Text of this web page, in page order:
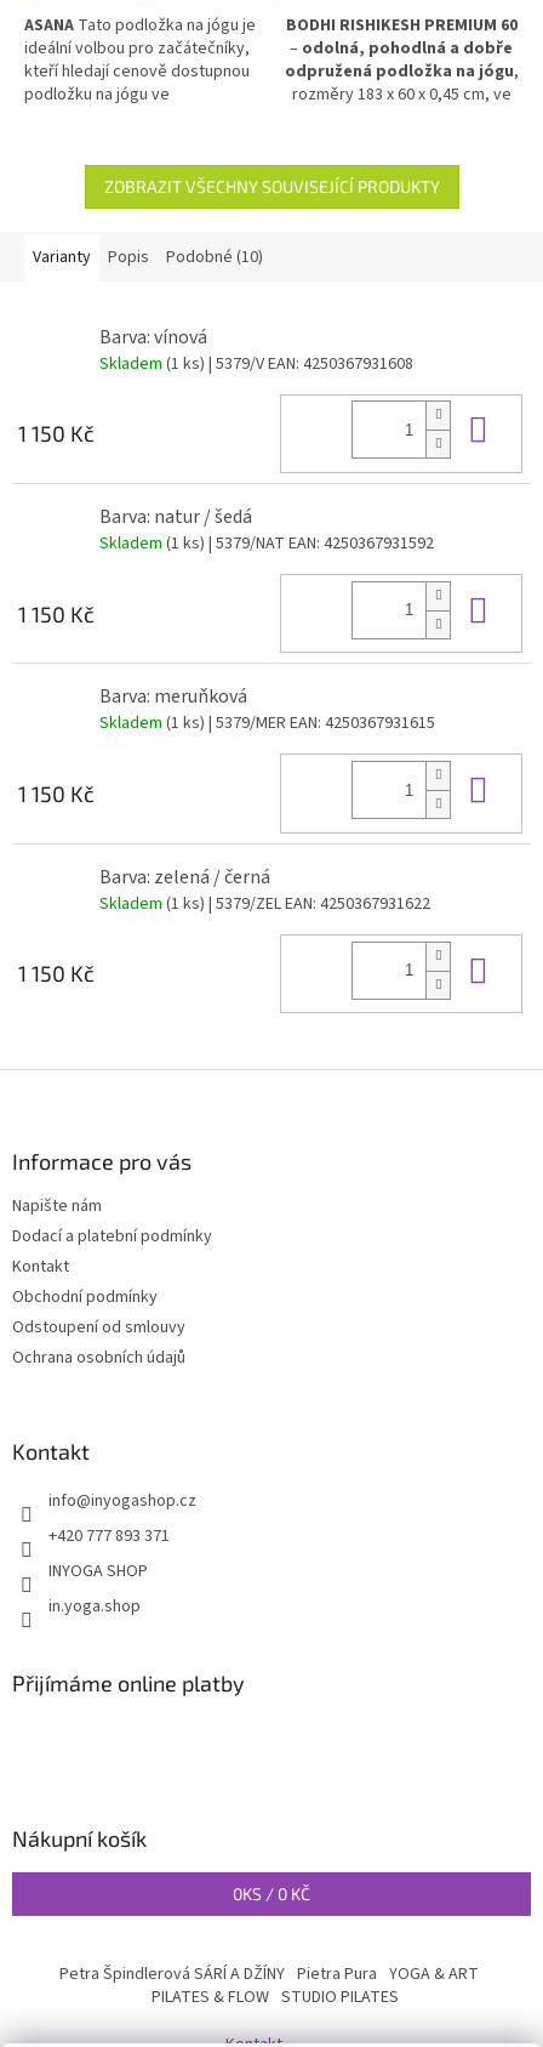
ASANA Tato podložka na jógu je
ideální volbou pro začátečníky,
kteří hledají cenově dostupnou
podložku na jógu ve
protiskluzová, vhodná pro
prakticky všechny styly cvičení
a pro každodenní použití.
BODHI RISHIKESH PREMIUM 60
– odolná, pohodlná a dobře
odpružená podložka na jógu,
rozměry 183 x 60 x 0,45 cm, ve
podlahya stabilní oporu při
cvičení. Vyrobena z PVC pro
dlouhou životnost a snadnou
ZOBRAZIT VŠECHNY SOUVISEJÍCÍ PRODUKTY
Varianty Popis Podobné (10)
Barva: vínová
Skladem (1 ks) | 5379/VEAN: 4250367931608
1 150 Kč
Barva: natur / šedá
Skladem (1 ks) | 5379/NAT EAN: 4250367931592
1 150 Kč
Barva: meruňková
Skladem (1 ks) | 5379/MER EAN: 4250367931615
1 150 Kč
Barva: zelená / černá
Skladem (1 ks) | 5379/ZELEAN: 4250367931622
1 150 Kč
Informace pro vás
Napište nám
Dodací a platební podmínky
Kontakt
Obchodní podmínky
Odstoupení od smlouvy
Ochrana osobních údajů
Kontakt
info@inyogashop.cz
+420 777 893 371
INYOGA SHOP
in.yoga.shop
Přijímáme online platby
Nákupní košík
0KS / 0 KČ
Petra Špindlerová SÁRÍ A DŽÍNY Pietra Pura YOGA & ART
PILATES & FLOW STUDIO PILATES